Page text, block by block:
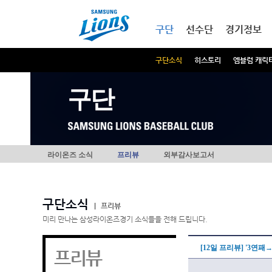
구단
구단소식 히스토리 엠블럼 캐릭
선수단 경기정보
구단
라이온즈 소식 프리뷰 외부감사보고서
구단소식
프리뷰
미리 만나는 삼성라이온즈경기 소식들을 전해 드립니다.
프리뷰 [12일 프리뷰] '3연패